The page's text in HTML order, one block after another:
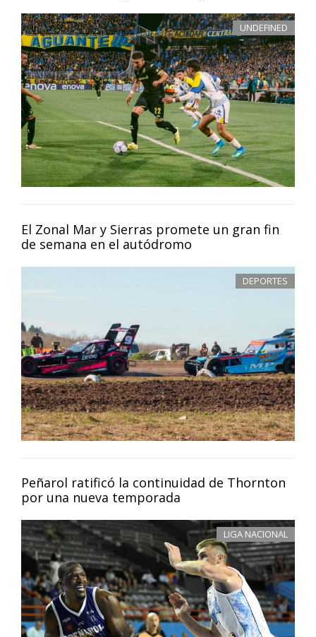
UNDEFINED
El Zonal Mar y Sierras promete un gran fin
de semana en el autódromo
DEPORTES
Peñarol ratificó la continuidad de Thornton
por una nueva temporada
LIGA NACIONAL